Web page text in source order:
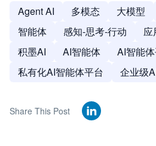
Agent AI 多模态 大模型
智能体
感知-思考-行动 应
积墨AI
AI智能体
AI智能
私有化AI智能体平台
企业级
Share This Post